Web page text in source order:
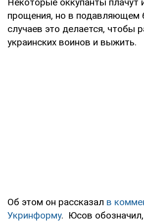
прощения, но в подавляющем
случаев это делается, чтобы
украинских воинов и выжить.
Об этом он рассказал в
Укринформу. Юсов